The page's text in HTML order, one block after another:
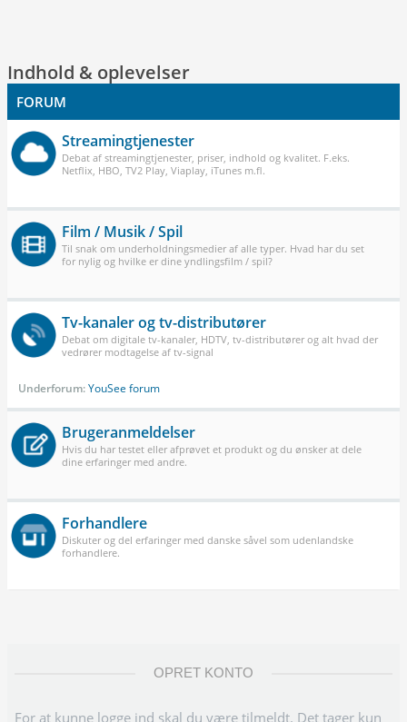
Indhold & oplevelser
FORUM
Streamingtjenester
Debat af streamingtjenester, priser, indhold og kvalitet. F.eks.
Netflix, HBO, TV2 Play, Viaplay, iTunes m.fl.
Film / Musik / Spil
Til snak om underholdningsmedier af alle typer. Hvad har du set
for nylig og hvilke er dine yndlingsfilm / spil?
Tv-kanaler og tv-distributører
Debat om digitale tv-kanaler, HDTV, tv-distributører og alt hvad der
vedrører modtagelse af tv-signal
Underforum:YouSee forum
Brugeranmeldelser
Hvis du har testet eller afprøvet et produkt og du ønsker at dele
dine erfaringer med andre.
Forhandlere
Diskuter og del erfaringer med danske såvel som udenlandske
forhandlere.
OPRET KONTO
For at kunne logge ind skal du være tilmeldt. Det tager kun